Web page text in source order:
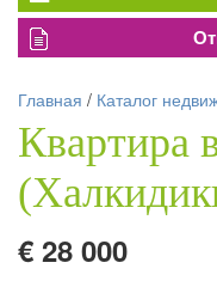
Главная / Каталог
Квартира
€ 28 000